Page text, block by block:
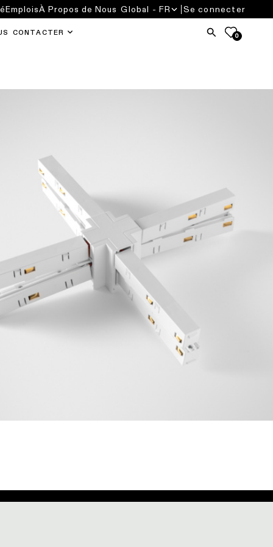
CONTACTER 0
EmploisÀ Propos de Nous Global - FR Se connecter